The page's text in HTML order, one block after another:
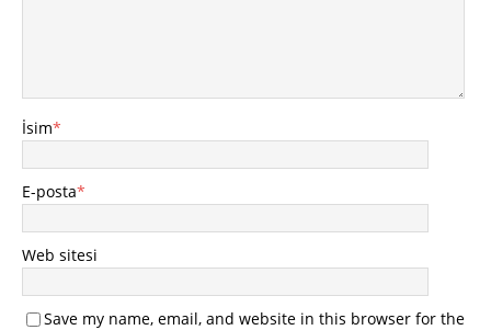
İsim*
E-posta*
Web sitesi
Save my name, email, and website in this browser for the